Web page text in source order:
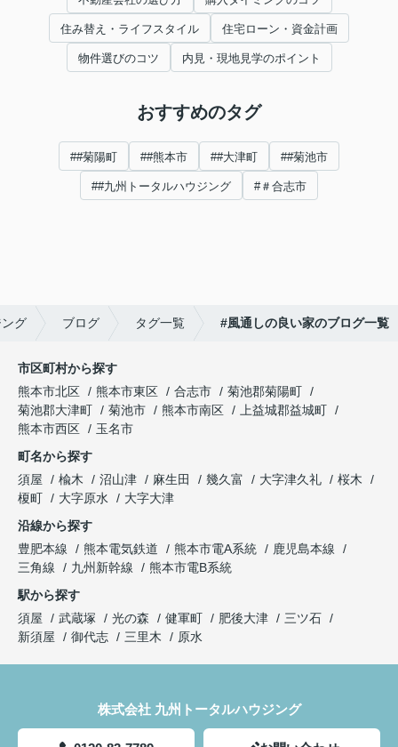
住み替え・ライフスタイル 住宅ローン・資金計画
物件選びのコツ 内見・現地見学のポイント
おすすめのタグ
##菊陽町 ##熊本市 ##大津町 ##菊池市
##九州トータルハウジング #＃合志市
グ ブログ タグ一覧 #風通しの良い家のブログ一覧
市区町村から探す
熊本市北区
熊本市東区 合志市
菊池郡菊陽町
菊池郡大津町
菊池市 熊本市南区
上益城郡益城町
熊本市西区
玉名市
町名から探す
須屋
楡木 沼山津 麻生田 幾久富 大字津久礼
桜木
榎町
大字原水
大字大津
沿線から探す
豊肥本線
熊本電気鉄道 熊本市電A系統
鹿児島本線
三角線
九州新幹線
熊本市電B系統
駅から探す
須屋
武蔵塚 光の森 健軍町 肥後大津
三ツ石
新須屋
御代志 三里木 原水
株式会社 九州トータルハウジング